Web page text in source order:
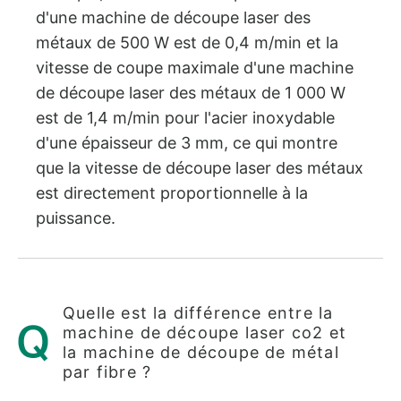
d'une machine de découpe laser des
métaux de 500 W est de 0,4 m/min et la
vitesse de coupe maximale d'une machine
de découpe laser des métaux de 1 000 W
est de 1,4 m/min pour l'acier inoxydable
d'une épaisseur de 3 mm, ce qui montre
que la vitesse de découpe laser des métaux
est directement proportionnelle à la
puissance.
Quelle est la différence entre la
machine de découpe laser co2 et
la machine de découpe de métal
par fibre ?